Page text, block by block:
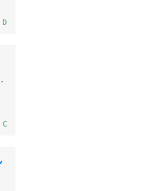
D
式会社
C